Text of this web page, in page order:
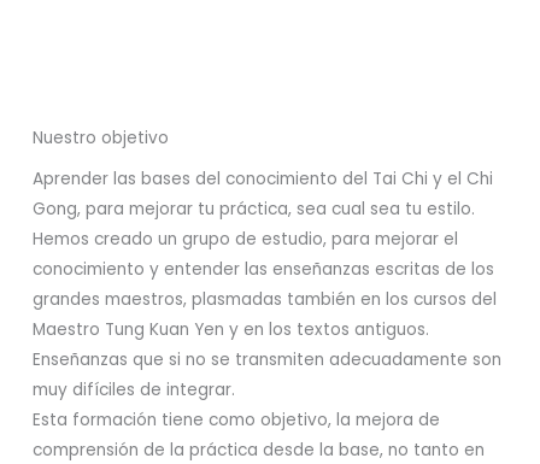
Nuestro objetivo
Aprender las bases del conocimiento del Tai Chi y el Chi
Gong, para mejorar tu práctica, sea cual sea tu estilo.
Hemos creado un grupo de estudio, para mejorar el
conocimiento y entender las enseñanzas escritas de los
grandes maestros, plasmadas también en los cursos del
Maestro Tung Kuan Yen y en los textos antiguos.
Enseñanzas que si no se transmiten adecuadamente son
muy difíciles de integrar.
Esta formación tiene como objetivo, la mejora de
comprensión de la práctica desde la base, no tanto en